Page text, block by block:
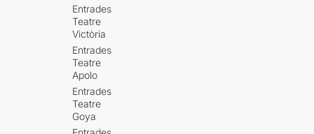
Entrades
Teatre
Victòria
Entrades
Teatre
Apolo
Entrades
Teatre
Goya